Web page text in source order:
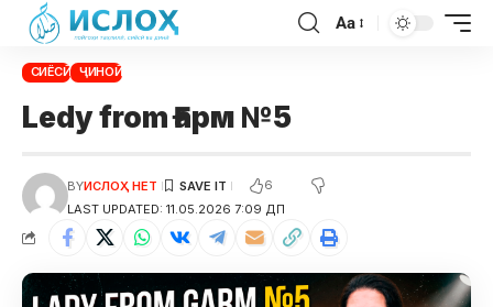
Aa
СИЁСӢ ҶИНОӢ
Ledy from Ғарм №5
LAST UPDATED: 11.05.2026 7:09 ДП
BYИСЛОҲ НЕТ 6